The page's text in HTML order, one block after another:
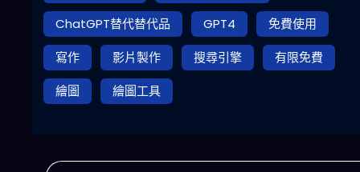
ChatGPT替代替代品
GPT4
免費使用
寫作
影片製作 搜尋引擎
有限免費
繪圖
繪圖工具